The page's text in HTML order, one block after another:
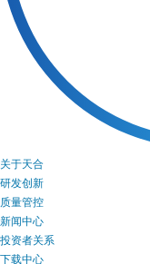
关于天合
研发创新
质量管控
新闻中心
投资者关系
下载中心